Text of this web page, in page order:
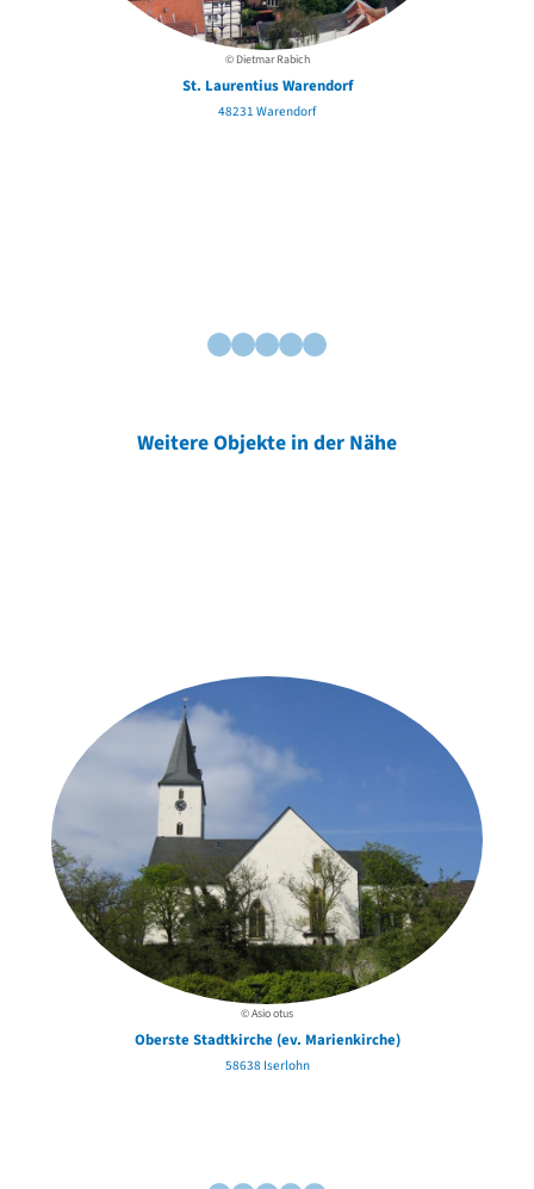
© Dietmar Rabich
St. Laurentius Warendorf
48231 Warendorf
Weitere Objekte in der Nähe
© Asio otus
Oberste Stadtkirche (ev. Marienkirche)
58638 Iserlohn